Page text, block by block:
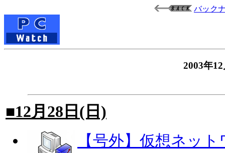
バック
2003年
■12月28日(日)
【号外】仮想ネッ